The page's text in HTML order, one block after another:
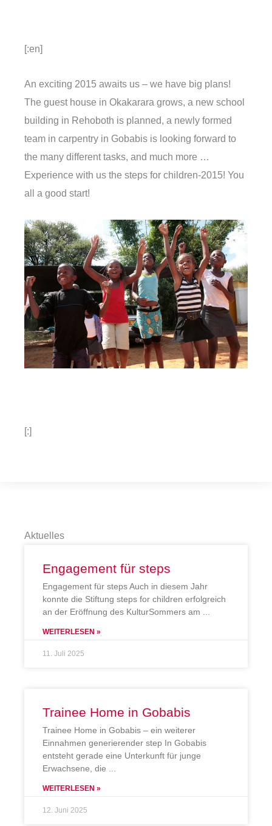
[:en]
An exciting 2015 awaits us – we have big plans!
The guest house in Okakarara grows, a new school
building in Rehoboth is planned, a newly formed
team in carpentry in Gobabis is looking forward to
the many different tasks, and much more …
Experience with us the steps for children-2015! You
all a good start!
[:]
Aktuelles
Engagement für steps
Engagement für steps Auch in diesem Jahr
konnte die Stiftung steps for children erfolgreich
an der Eröffnung des KulturSommers am
WEITERLESEN »
11. Juli 2025
Trainee Home in Gobabis
Trainee Home in Gobabis – ein weiterer
Einnahmen generierender step In Gobabis
entsteht gerade eine Unterkunft für junge
Erwachsene, die
WEITERLESEN »
12. Juni 2025